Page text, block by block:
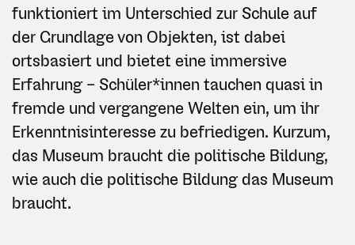
funktioniert im Unterschied zur Schule auf
der Grundlage von Objekten, ist dabei
ortsbasiert und bietet eine immersive
Erfahrung – Schüler*innen tauchen quasi in
fremde und vergangene Welten ein, um ihr
Erkenntnisinteresse zu befriedigen. Kurzum,
das Museum braucht die politische Bildung,
wie auch die politische Bildung das Museum
braucht.